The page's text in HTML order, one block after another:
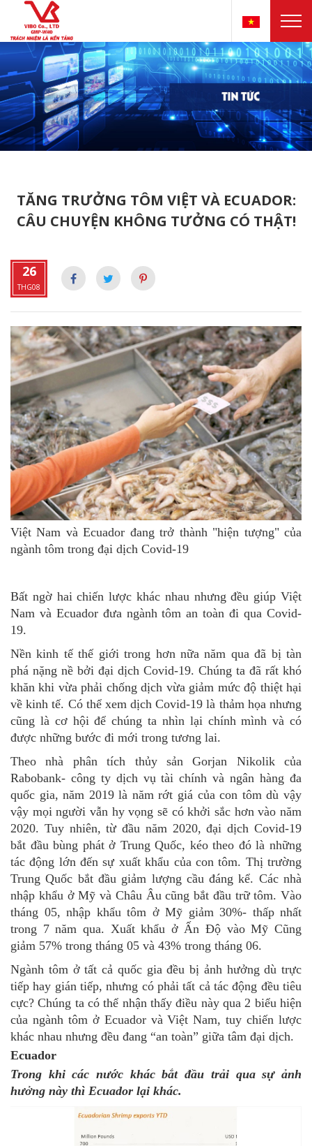
TĂNG TRƯỞNG TÔM VIỆT VÀ ECUADOR:
CÂU CHUYỆN KHÔNG TƯỞNG CÓ THẬT!
26
THG08
Việt Nam và Ecuador đang trở thành "hiện tượng" của
ngành tôm trong đại dịch Covid-19
Bất ngờ hai chiến lược khác nhau nhưng đều giúp Việt
Nam và Ecuador đưa ngành tôm an toàn đi qua Covid-
19.
Nền kinh tế thế giới trong hơn nữa năm qua đã bị tàn
phá nặng nề bởi đại dịch Covid-19. Chúng ta đã rất khó
khăn khi vừa phải chống dịch vừa giảm mức độ thiệt hại
về kinh tế. Có thể xem dịch Covid-19 là thảm họa nhưng
cũng là cơ hội để chúng ta nhìn lại chính mình và có
được những bước đi mới trong tương lai.
Theo nhà phân tích thủy sản Gorjan Nikolik của
Rabobank- công ty dịch vụ tài chính và ngân hàng đa
quốc gia, năm 2019 là năm rớt giá của con tôm dù vậy
vậy mọi người vẫn hy vọng sẽ có khởi sắc hơn vào năm
2020. Tuy nhiên, từ đầu năm 2020, đại dịch Covid-19
bắt đầu bùng phát ở Trung Quốc, kéo theo đó là những
tác động lớn đến sự xuất khẩu của con tôm. Thị trường
Trung Quốc bắt đầu giảm lượng cầu đáng kể. Các nhà
nhập khẩu ở Mỹ và Châu Âu cũng bắt đầu trữ tôm. Vào
tháng 05, nhập khẩu tôm ở Mỹ giảm 30%- thấp nhất
trong 7 năm qua. Xuất khẩu ở Ấn Độ vào Mỹ Cũng
giảm 57% trong tháng 05 và 43% trong tháng 06.
Ngành tôm ở tất cả quốc gia đều bị ảnh hưởng dù trực
tiếp hay gián tiếp, nhưng có phải tất cả tác động đều tiêu
cực? Chúng ta có thể nhận thấy điều này qua 2 biểu hiện
của ngành tôm ở Ecuador và Việt Nam, tuy chiến lược
khác nhau nhưng đều đang “an toàn” giữa tâm đại dịch.
Ecuador
Trong khi các nước khác bắt đầu trải qua sự ảnh
hưởng này thì Ecuador lại khác.